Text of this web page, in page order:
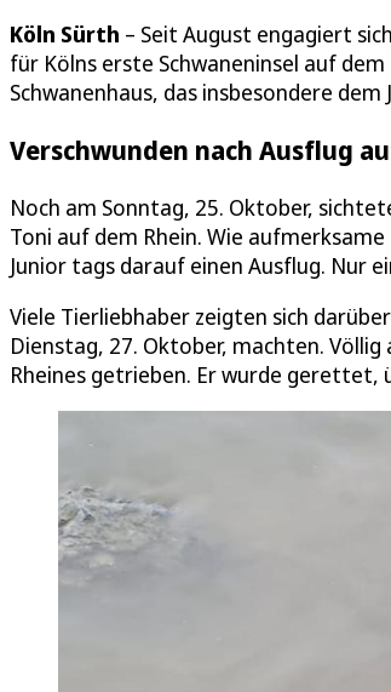
Köln Sürth – Seit August engagiert
für Kölns erste Schwaneninsel auf
Schwanenhaus, das insbesondere
Verschwunden nach Ausflug
Noch am Sonntag, 25. Oktober,
Toni auf dem Rhein. Wie
Junior tags darauf einen Ausflug. Nur
Viele Tierliebhaber zeigten sich
Dienstag, 27. Oktober, machten.
Rheines getrieben. Er wurde gerettet,